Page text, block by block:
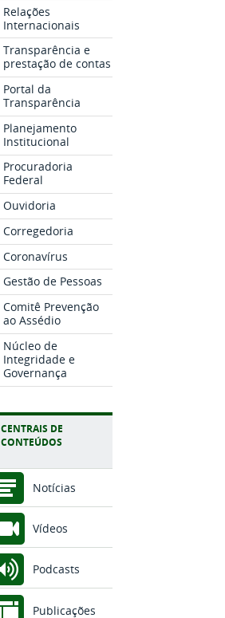
Relações
Internacionais
Transparência e
prestação de contas
Portal da
Transparência
Planejamento
Institucional
Procuradoria
Federal
Ouvidoria
Corregedoria
Coronavírus
Gestão de Pessoas
Comitê Prevenção
ao Assédio
Núcleo de
Integridade e
Governança
CENTRAIS DE
CONTEÚDOS
Notícias
Vídeos
Podcasts
Publicações